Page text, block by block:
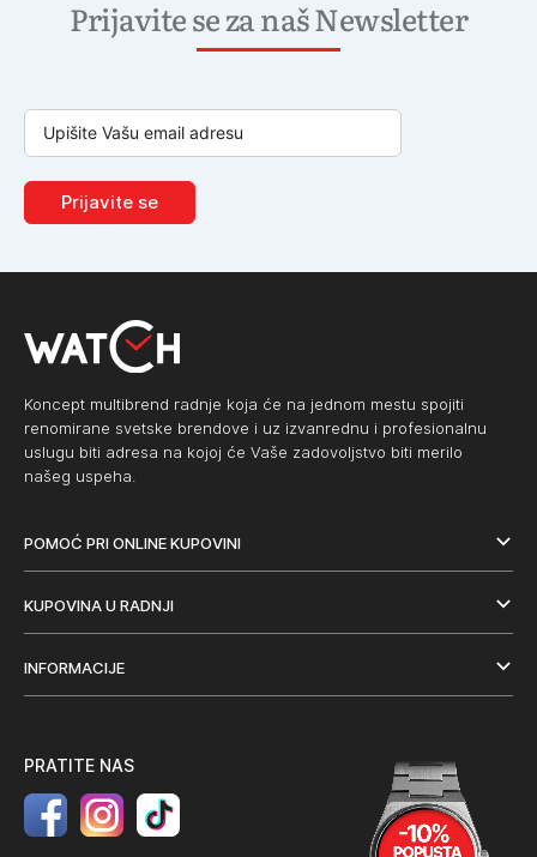
Prijavite se za naš Newsletter
Prijavite se
Koncept multibrend radnje koja će na jednom mestu spojiti
renomirane svetske brendove i uz izvanrednu i profesionalnu
uslugu biti adresa na kojoj će Vaše zadovoljstvo biti merilo
našeg uspeha.
POMOĆ PRI ONLINE KUPOVINI
KUPOVINA U RADNJI
INFORMACIJE
PRATITE NAS